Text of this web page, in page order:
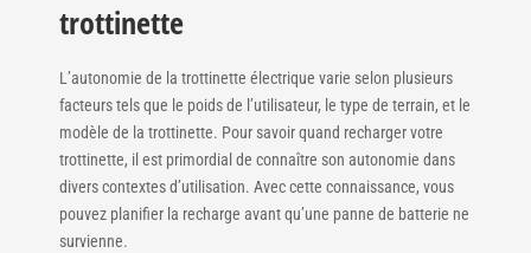
trottinette
L’autonomie de la trottinette électrique varie selon plusieurs
facteurs tels que le poids de l’utilisateur, le type de terrain, et le
modèle de la trottinette. Pour savoir quand recharger votre
trottinette, il est primordial de connaître son autonomie dans
divers contextes d’utilisation. Avec cette connaissance, vous
pouvez planifier la recharge avant qu’une panne de batterie ne
survienne.